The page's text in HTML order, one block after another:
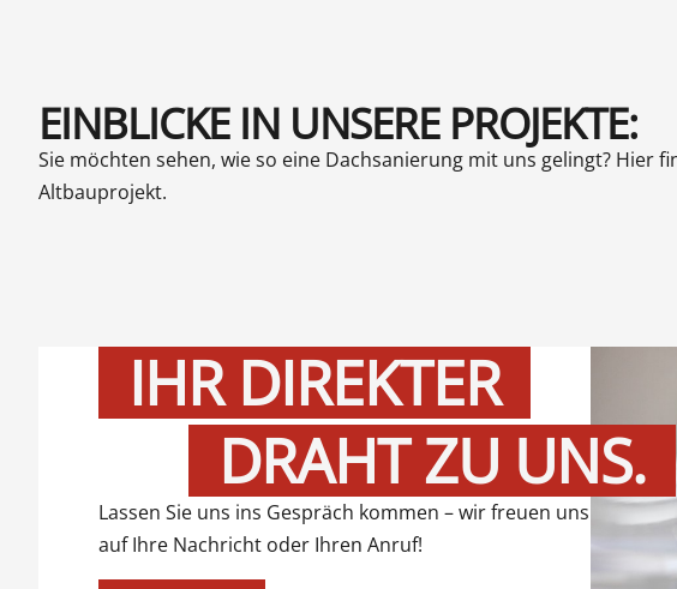
EINBLICKE IN UNSERE PROJEKTE:
Sie möchten sehen, wie so eine Dachsanierung mit uns gelingt? Hier
Altbauprojekt.
IHR DIREKTER
DRAHT ZU UNS.
Lassen Sie uns ins Gespräch kommen – wir freuen uns
auf Ihre Nachricht oder Ihren Anruf!